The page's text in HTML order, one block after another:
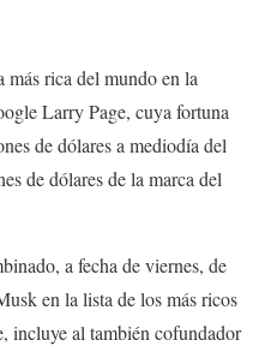
más rica del mundo en la
Larry Page, cuya fortuna
de dólares a mediodía del
de dólares de la marca del
a fecha de viernes, de
en la lista de los más ricos
incluye al también cofundador